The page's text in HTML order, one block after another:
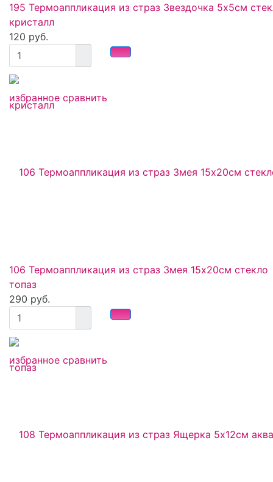
избранное сравнить
195 Термоаппликация из страз Звездочка 5х5см
кристалл
120 руб.
избранное сравнить
106 Термоаппликация из страз Змея 15х20см стекло
топаз
290 руб.